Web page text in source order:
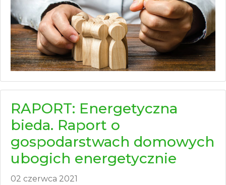
RAPORT: Energetyczna
bieda. Raport o
gospodarstwach domowych
ubogich energetycznie
02 czerwca 2021